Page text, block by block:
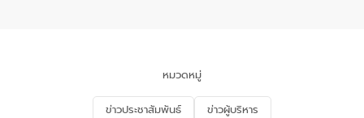
จัดการน้ำเสียและสร้างจิตสำนึกในการ
อนุรักษ์สิ่งแวดล้อม ในหัวข้อ “น้ำเสียชุมชน
และการบำบัดน้ำเสียเบื้องต้น” โดยให้ความรู้
หมวดหมู่
ข่าวประชาสัมพันธ์ ข่าวผู้บริหาร